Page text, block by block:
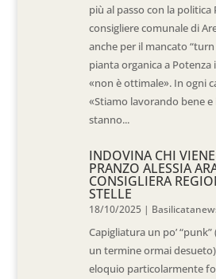
più al passo con la politica
consigliere comunale di
anche per il mancato “turn
pianta organica a
«non è ottimale». In ogni
«Stiamo lavorando bene
stanno...
INDOVINA CHI
PRANZO ALESSIA
CONSIGLIERA
STELLE
18/10/2025 |
Capigliatura un po’
un termine ormai
eloquio particolarmente